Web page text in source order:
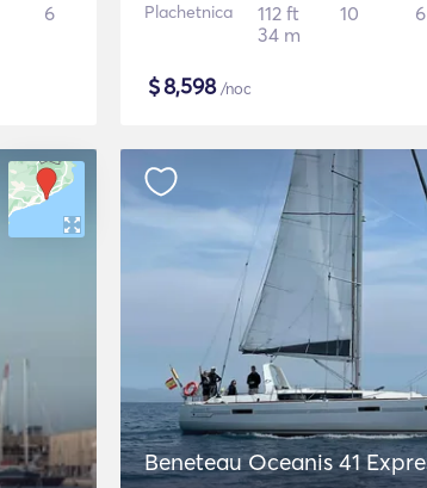
6 Plachetnica
112 ft
34 m
10 6
$8,598/noc
Beneteau Oceanis 41